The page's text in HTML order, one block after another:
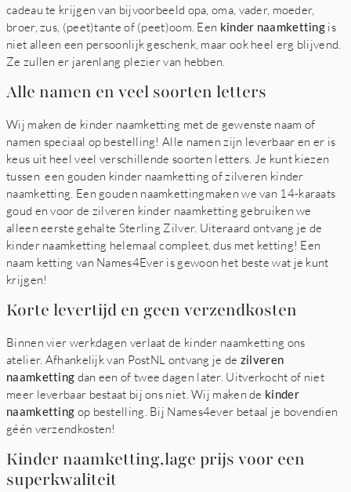
cadeau te krijgen van bijvoorbeeld opa, oma, vader, moeder,
broer, zus, (peet)tante of (peet)oom. Een kinder naamketting is
niet alleen een persoonlijk geschenk, maar ook heel erg blijvend.
Ze zullen er jarenlang plezier van hebben.
Alle namen en veel soorten letters
Wij maken de kinder naamketting met de gewenste naam of
namen speciaal op bestelling! Alle namen zijn leverbaar en er is
keus uit heel veel verschillende soorten letters. Je kunt kiezen
tussen een gouden kinder naamketting of zilveren kinder
naamketting. Een gouden naamkettingmaken we van 14-karaats
goud en voor de zilveren kinder naamketting gebruiken we
alleen eerste gehalte Sterling Zilver. Uiteraard ontvang je de
kinder naamketting helemaal compleet, dus met ketting! Een
naam ketting van Names4Ever is gewoon het beste wat je kunt
krijgen!
Korte levertijd en geen verzendkosten
Binnen vier werkdagen verlaat de kinder naamketting ons
atelier. Afhankelijk van PostNL ontvang je de zilveren
naamketting dan een of twee dagen later. Uitverkocht of niet
meer leverbaar bestaat bij ons niet. Wij maken de kinder
naamketting op bestelling. Bij Names4ever betaal je bovendien
géén verzendkosten!
Kinder naamketting,lage prijs voor een
superkwaliteit